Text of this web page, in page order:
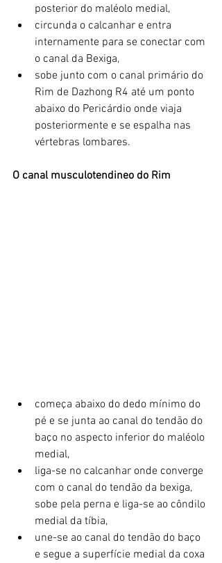
posterior do maléolo medial,
circunda o calcanhar e entra
internamente para se conectar com
o canal da Bexiga,
sobe junto com o canal primário do
Rim de Dazhong R4 até um ponto
abaixo do Pericárdio onde viaja
posteriormente e se espalha nas
vértebras lombares.
O canal musculotendineo do Rim
começa abaixo do dedo mínimo do
pé e se junta ao canal do tendão do
baço no aspecto inferior do maléolo
medial,
liga-se no calcanhar onde converge
com o canal do tendão da bexiga,
sobe pela perna e liga-se ao côndilo
medial da tíbia,
une-se ao canal do tendão do baço
e segue a superfície medial da coxa